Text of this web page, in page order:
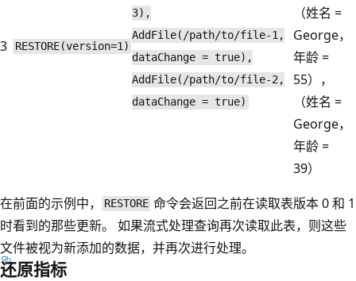
3 RESTORE(version=1)
3),
AddFile(/path/to/file-1,
dataChange = true),
AddFile(/path/to/file-2,
dataChange = true)
（姓名 =
George，
年龄 =
55），
（姓名 =
George，
年龄 =
39）
在前面的示例中，
RESTORE 命令会返回之前在读取表版本 0 和 1
时看到的那些更新。 如果流式处理查询再次读取此表，则这些
文件被视为新添加的数据，并再次进行处理。
还原指标